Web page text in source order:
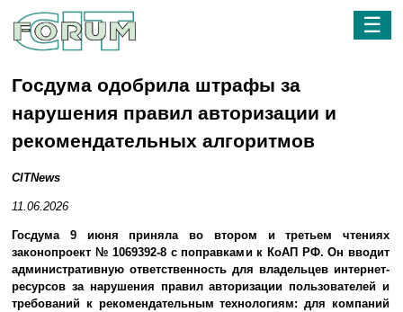
☰
Госдума одобрила штрафы за
нарушения правил авторизации и
рекомендательных алгоритмов
CITNews
11.06.2026
Госдума 9 июня приняла во втором и третьем чтениях
законопроект № 1069392-8 с поправками к КоАП РФ. Он вводит
административную ответственность для владельцев интернет-
ресурсов за нарушения правил авторизации пользователей и
требований к рекомендательным технологиям: для компаний